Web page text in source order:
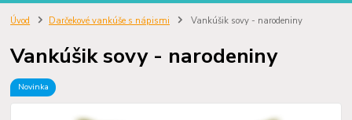
Úvod Darčekové vankúše s nápismi Vankúšik sovy - narodeniny
Vankúšik sovy - narodeniny
Novinka